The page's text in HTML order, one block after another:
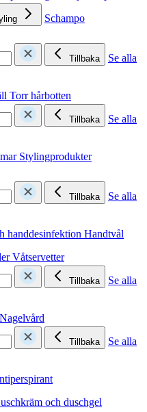
Schampo
Tillbaka
Se alla
Torr hårbotten
Tillbaka
Se alla
Stylingprodukter
Tillbaka
Se alla
handdesinfektion Handtvål
Våtservetter
Tillbaka
Se alla
Nagelvård
Tillbaka
Se alla
och duschgel